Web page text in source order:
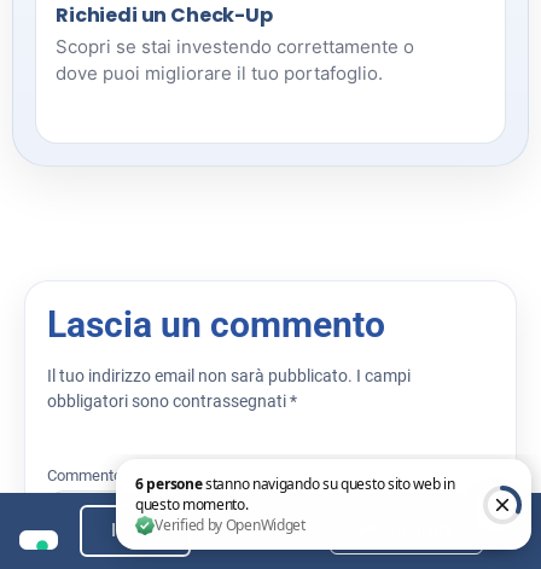
Richiedi un Check-Up
Scopri se stai investendo correttamente o
dove puoi migliorare il tuo portafoglio.
Lascia un commento
Il tuo indirizzo email non sarà pubblicato. I campi
obbligatori sono contrassegnati*
Commento
Indice